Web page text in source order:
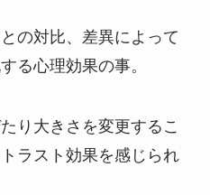
の対比、差異によって
る心理効果の事。
り大きさを変更するこ
ラスト効果を感じられ